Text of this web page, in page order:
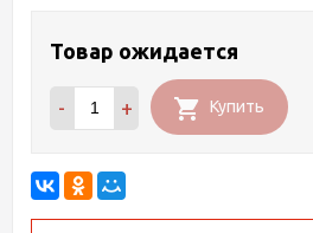
Товар ожидается
- + Купить